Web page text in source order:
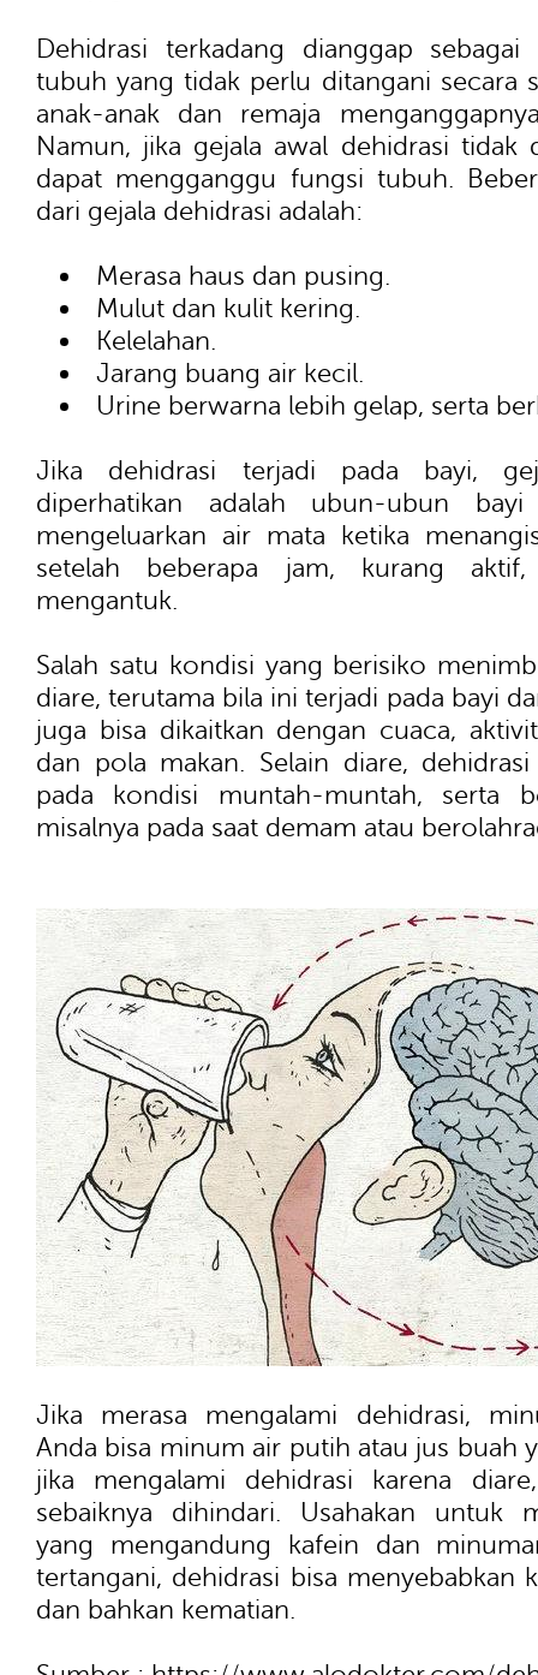
Dehidrasi terkadang dianggap sebagai
tubuh yang tidak perlu ditangani secara
anak-anak dan remaja
Namun, jika gejala awal dehidrasi tidak
dapat mengganggu fungsi tubuh.
dari gejala dehidrasi adalah:
Merasa haus dan pusing.
Mulut dan kulit kering.
Kelelahan.
Jarang buang air kecil.
Urine berwarna lebih gelap, serta
Jika dehidrasi terjadi pada bayi,
diperhatikan adalah ubun-ubun
mengeluarkan air mata ketika
setelah beberapa jam, kurang
mengantuk.
Salah satu kondisi yang berisiko
diare, terutama bila ini terjadi pada bayi
juga bisa dikaitkan dengan cuaca,
dan pola makan. Selain diare,
pada kondisi muntah-muntah, serta
misalnya pada saat demam atau
Jika merasa mengalami dehidrasi,
Anda bisa minum air putih atau jus buah
jika mengalami dehidrasi karena
sebaiknya dihindari. Usahakan untuk
yang mengandung kafein dan
tertangani, dehidrasi bisa menyebabkan
dan bahkan kematian.